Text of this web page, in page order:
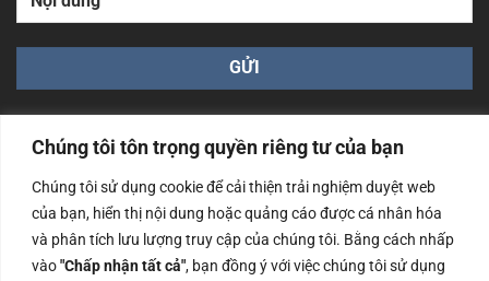
Chúng tôi tôn trọng quyền riêng tư của bạn
Chúng tôi sử dụng cookie để cải thiện trải nghiệm duyệt web
của bạn, hiển thị nội dung hoặc quảng cáo được cá nhân hóa
và phân tích lưu lượng truy cập của chúng tôi. Bằng cách nhấp
vào"Chấp nhận tất cả", bạn đồng ý với việc chúng tôi sử dụng
Công ty TNHH Nam Bình Xương - Số ĐKKD: 0108783483
cấp ngày 14/06/2019 bởi Sở Kế Hoạch và Đầu Tư Tp. Hà
Nội